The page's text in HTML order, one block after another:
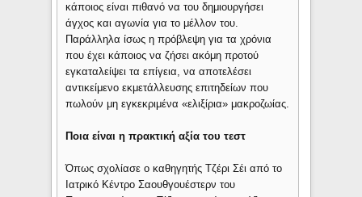
κάποιος είναι πιθανό να του δημιουργήσει
άγχος και αγωνία για το μέλλον του.
Παράλληλα ίσως η πρόβλεψη για τα χρόνια
που έχει κάποιος να ζήσει ακόμη προτού
εγκαταλείψει τα επίγεια, να αποτελέσει
αντικείμενο εκμετάλλευσης επιτηδείων που
πωλούν μη εγκεκριμένα «ελιξίρια» μακροζωίας.
Ποια είναι η πρακτική αξία του τεστ
Όπως σχολίασε ο καθηγητής Τζέρι Σέι από το
Ιατρικό Κέντρο Σαουθγουέστερν του